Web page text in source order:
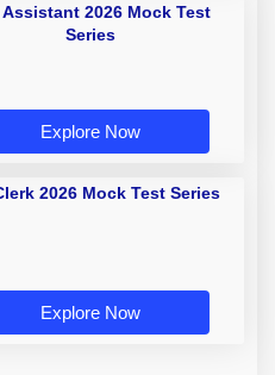
Assistant 2026 Mock Test
Series
Explore Now
2026 Mock Test Series
Explore Now